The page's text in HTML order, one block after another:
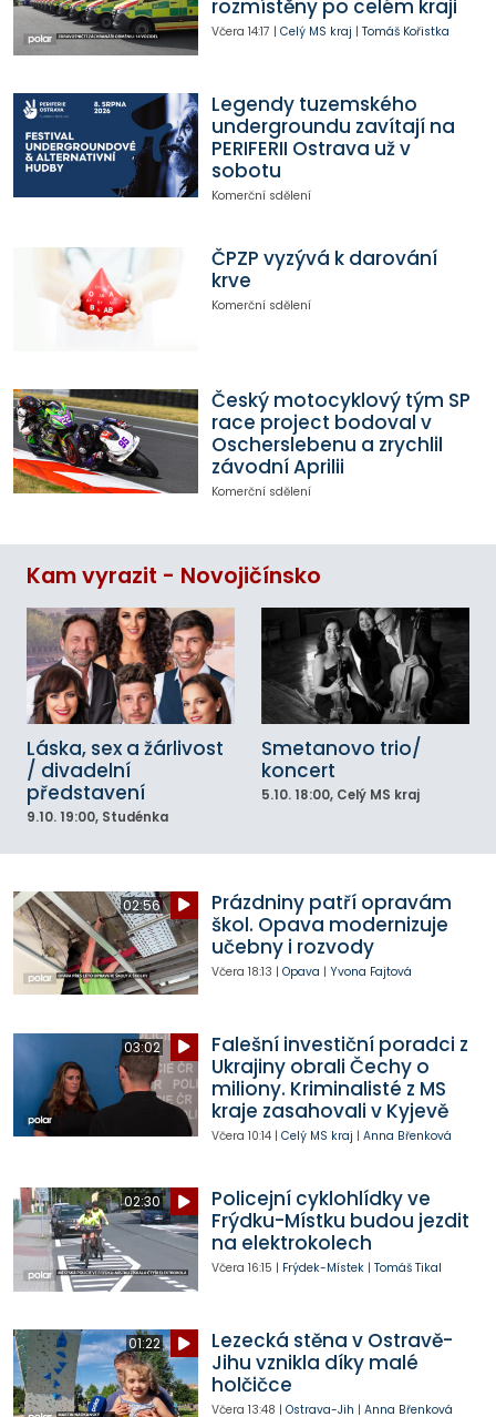
rozmístěny po celém kraji
Včera 14:17 | Celý MS kraj | Tomáš Kořistka
Legendy tuzemského
undergroundu zavítají na
PERIFERII Ostrava už v
sobotu
Komerční sdělení
ČPZP vyzývá k darování
krve
Komerční sdělení
Český motocyklový tým SP
race project bodoval v
Oscherslebenu a zrychlil
závodní Aprilii
Komerční sdělení
Kam vyrazit - Novojičínsko
Láska, sex a žárlivost
/ divadelní
představení
9.10. 19:00, Studénka
Smetanovo trio/
koncert
5.10. 18:00, Celý MS kraj
02:56
Prázdniny patří opravám
škol. Opava modernizuje
učebny i rozvody
Včera 18:13 | Opava | Yvona Fajtová
03:02
Falešní investiční poradci z
Ukrajiny obrali Čechy o
miliony. Kriminalisté z MS
kraje zasahovali v Kyjevě
Včera 10:14| Celý MS kraj | Anna Břenková
02:30
Policejní cyklohlídky ve
Frýdku-Místku budou jezdit
na elektrokolech
Včera 16:15 | Frýdek-Místek| Tomáš Tikal
01:22
Lezecká stěna v Ostravě-
Jihu vznikla díky malé
holčičce
Včera 13:48 | Ostrava-Jih | Anna Břenková